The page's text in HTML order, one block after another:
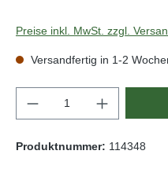
Preise inkl. MwSt. zzgl.
Versandfertig in 1-2
Produkt Anzahl:
Produktnummer: 114348